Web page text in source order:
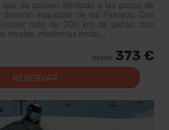
da acceso ilimitado a las pistas de
esquiable de los Pirineos. Con
más de 200 km de pistas, con
niveles, modernas instal...
desde 373 €
RESERVAR